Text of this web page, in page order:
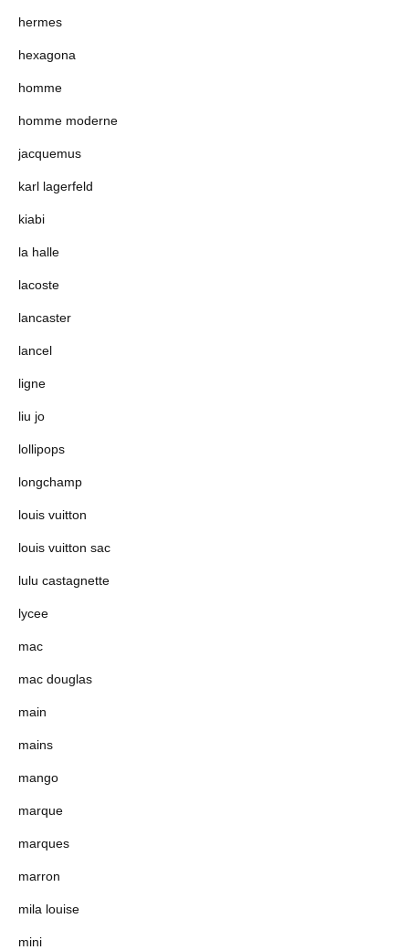
hermes
hexagona
homme
homme moderne
jacquemus
karl lagerfeld
kiabi
la halle
lacoste
lancaster
lancel
ligne
liu jo
lollipops
longchamp
louis vuitton
louis vuitton sac
lulu castagnette
lycee
mac
mac douglas
main
mains
mango
marque
marques
marron
mila louise
mini